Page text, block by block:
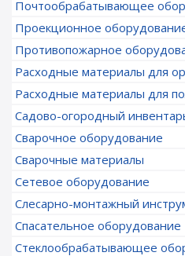
Почтообрабатывающее
Проекционное
Противопожарное
Расходные материалы для
Расходные материалы для
Садово-огородный
Сварочное оборудование
Сварочные материалы
Сетевое оборудование
Слесарно-монтажный
Спасательное оборудование
Стеклообрабатывающее